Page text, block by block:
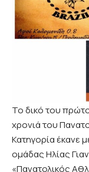
Το δικό του
χρονιά του
Κατηγορία έκανε
ομάδας Ηλίας
«Πανατολικός